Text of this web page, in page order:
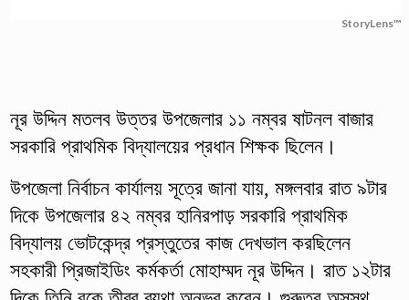
StoryLens™
নূর উদ্দিন মতলব উত্তর উপজেলার ১১ নম্বর ষাটনল বাজার
সরকারি প্রাথমিক বিদ্যালয়ের প্রধান শিক্ষক ছিলেন।
উপজেলা নির্বাচন কার্যালয় সূত্রে জানা যায়, মঙ্গলবার রাত ৯টার
দিকে উপজেলার ৪২ নম্বর হানিরপাড় সরকারি প্রাথমিক
বিদ্যালয় ভোটকেন্দ্র প্রস্তুতের কাজ দেখভাল করছিলেন
সহকারী প্রিজাইডিং কর্মকর্তা মোহাম্মদ নূর উদ্দিন। রাত ১২টার